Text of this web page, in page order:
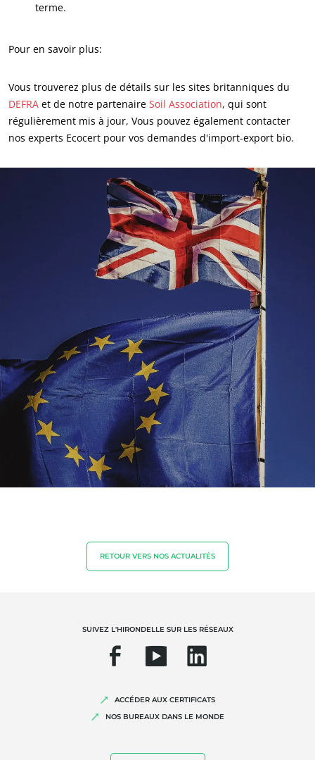
Agroalimentaire
Produits de la maison
Matériaux durables
Agriculture biologique
Responsabilité sociétale des entreprises
Biodiversité et changement climatique
terme.
Pour en savoir plus:
Vous trouverez plus de détails sur les sites britanniques du
DEFRA et de notre partenaire Soil Association, qui sont
régulièrement mis à jour, Vous pouvez également contacter
nos experts Ecocert pour vos demandes d'import-export bio.
RETOUR VERS NOS ACTUALITÉS
SUIVEZ L'HIRONDELLE SUR LES RÉSEAUX
ACCÉDER AUX CERTIFICATS
NOS BUREAUX DANS LE MONDE